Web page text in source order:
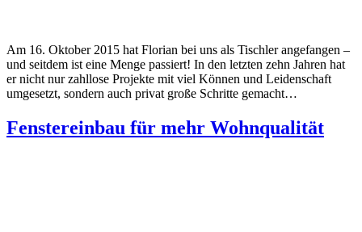
Am 16. Oktober 2015 hat Florian bei uns als Tischler angefangen –
und seitdem ist eine Menge passiert! In den letzten zehn Jahren hat
er nicht nur zahllose Projekte mit viel Können und Leidenschaft
umgesetzt, sondern auch privat große Schritte gemacht…
Fenstereinbau für mehr Wohnqualität